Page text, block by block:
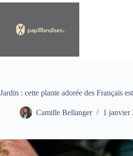
Passer
Jardin : cette plante adorée des Français
Camille Bellanger 1 janvier